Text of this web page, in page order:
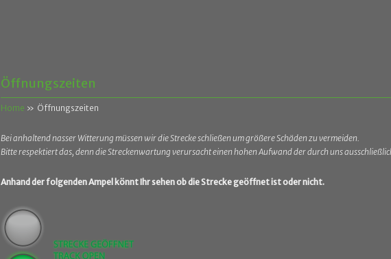
Öffnungszeiten
Home » Öffnungszeiten
Bei anhaltend nasser Witterung müssen wir die Strecke schließen um größere Schäden zu vermeiden.
Bitte respektiert das, denn die Streckenwartung verursacht einen hohen Aufwand der durch uns
Anhand der folgenden Ampel könnt Ihr sehen ob die Strecke geöffnet ist oder nicht.